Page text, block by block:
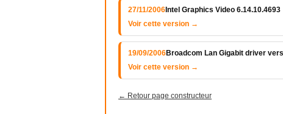
27/11/2006 Intel Graphics Video 6.14.10.4693
Voir cette version →
19/09/2006Broadcom Lan Gigabit driver
Voir cette version →
← Retour page constructeur